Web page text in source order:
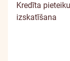
Kredīta
izskatīšana